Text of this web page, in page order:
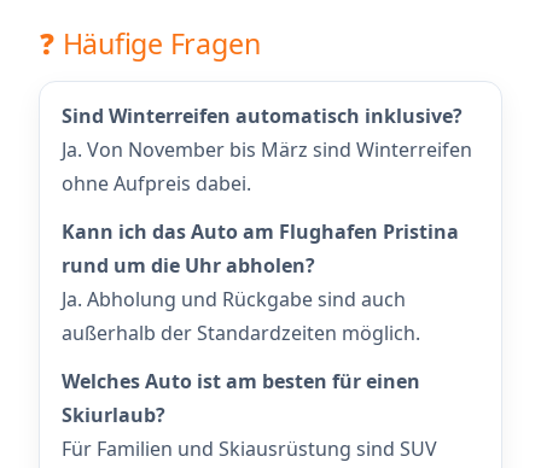
❓ Häufige Fragen
Sind Winterreifen automatisch inklusive?
Ja. Von November bis März sind Winterreifen
ohne Aufpreis dabei.
Kann ich das Auto am Flughafen Pristina
rund um die Uhr abholen?
Ja. Abholung und Rückgabe sind auch
außerhalb der Standardzeiten möglich.
Welches Auto ist am besten für einen
Skiurlaub?
Für Familien und Skiausrüstung sind SUV